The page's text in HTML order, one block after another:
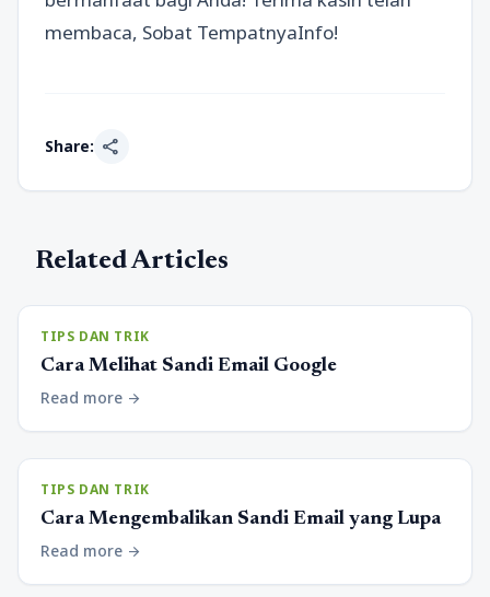
membaca, Sobat TempatnyaInfo!
Share: share
Related Articles
TIPS DAN TRIK
Cara Melihat Sandi Email Google
Read more arrow_forward
TIPS DAN TRIK
Cara Mengembalikan Sandi Email yang Lupa
Read more arrow_forward